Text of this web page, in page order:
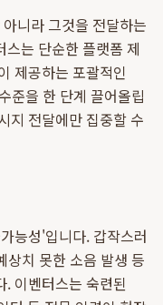
니라 그것을 전달하는
는 단순한 플랫폼 제
제공하는 포괄적인
준을 한 단계 끌어올립
지 전달에만 집중할 수
능성'입니다. 갑작스러
상치 못한 소음 발생 등
이벤터스는 숙련된